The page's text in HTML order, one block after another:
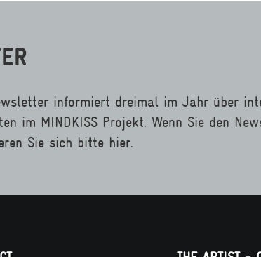
informiert dreimal im Jahr über
im MINDKISS Projekt. Wenn Sie den
Sie sich bitte hier.